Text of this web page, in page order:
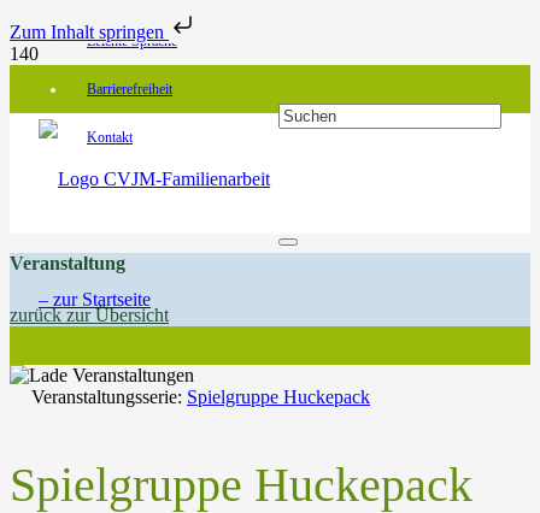
Zum Inhalt springen
Leichte Sprache
Barrierefreiheit
Kontakt
Veranstaltung
zurück zur Übersicht
Veranstaltungsserie: Spielgruppe Huckepack
Spielgruppe Huckepack